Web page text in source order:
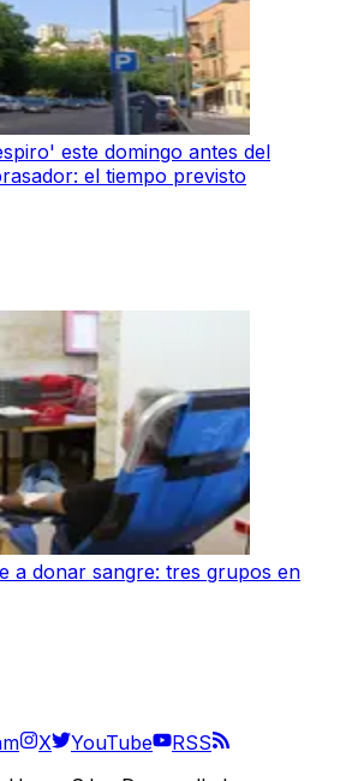
este domingo antes del
el tiempo previsto
a donar sangre: tres grupos en
X YouTube
RSS